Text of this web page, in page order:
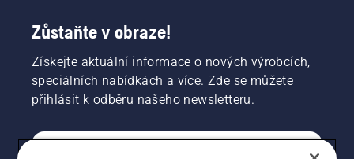
Zůstaňte v obraze!
Získejte aktuální informace o nových výrobcích,
speciálních nabídkách a více. Zde se můžete
přihlásit k odběru našeho newsletteru.